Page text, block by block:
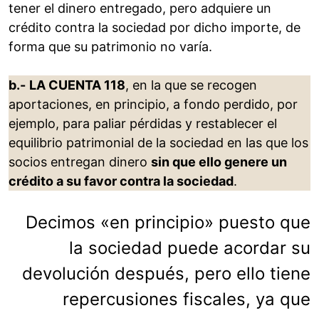
tener el dinero entregado, pero adquiere un
crédito contra la sociedad por dicho importe, de
forma que su patrimonio no varía.
b.- LA CUENTA 118, en la que se recogen
aportaciones, en principio, a fondo perdido, por
ejemplo, para paliar pérdidas y restablecer el
equilibrio patrimonial de la sociedad en las que los
socios entregan dinero sin que ello genere un
crédito a su favor contra la sociedad.
Decimos «en principio» puesto que
la sociedad puede acordar su
devolución después, pero ello tiene
repercusiones fiscales, ya que